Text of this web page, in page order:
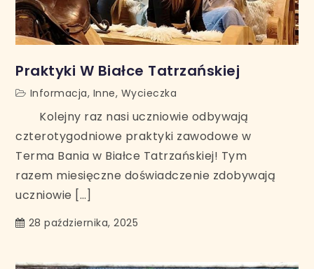
Praktyki W Białce Tatrzańskiej
Informacja, Inne, Wycieczka
Kolejny raz nasi uczniowie odbywają
czterotygodniowe praktyki zawodowe w
Terma Bania w Białce Tatrzańskiej! Tym
razem miesięczne doświadczenie zdobywają
uczniowie […]
28 października, 2025